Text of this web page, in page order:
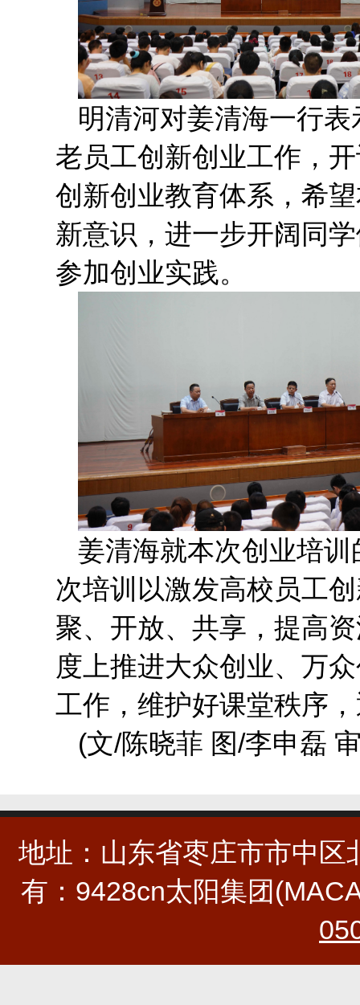
明清河对姜清海一行
老员工创新创业工作，
创新创业教育体系，希
新意识，进一步开阔同
参加创业实践。
姜清海就本次创业培
次培训以激发高校员工
聚、开放、共享，提高
度上推进大众创业、万
工作，维护好课堂秩序
(文/陈晓菲 图/李申磊
地址：山东省枣庄市市中
有：9428cn太阳集团